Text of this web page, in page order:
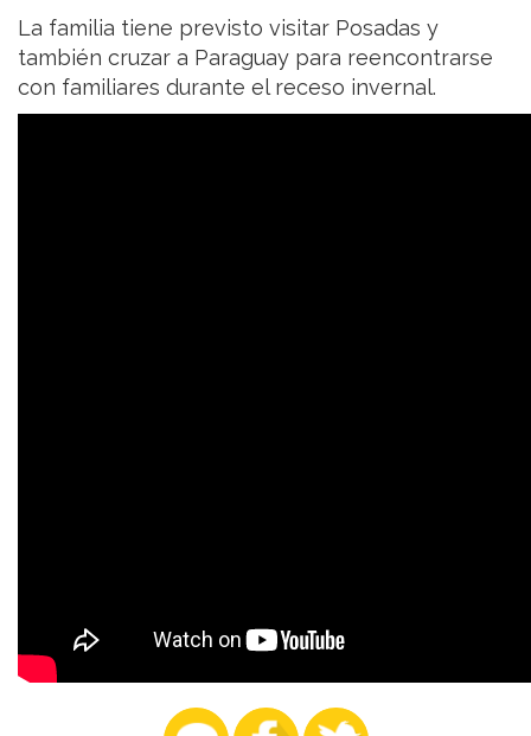
La familia tiene previsto visitar Posadas y
también cruzar a Paraguay para reencontrarse
con familiares durante el receso invernal.